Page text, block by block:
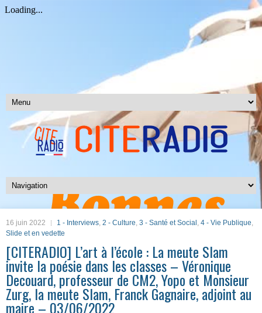
16 juin 2022 1 - Interviews, 2 - Culture, 3 - Santé et Social , 4 - Vie Publique,
Slide et en vedette
[CITERADIO] L’art à l’école : La meute Slam
invite la poésie dans les classes – Véronique
Decouard, professeur de CM2, Yopo et Monsieur
Zurg, la meute Slam, Franck Gagnaire, adjoint au
maire – 03/06/2022